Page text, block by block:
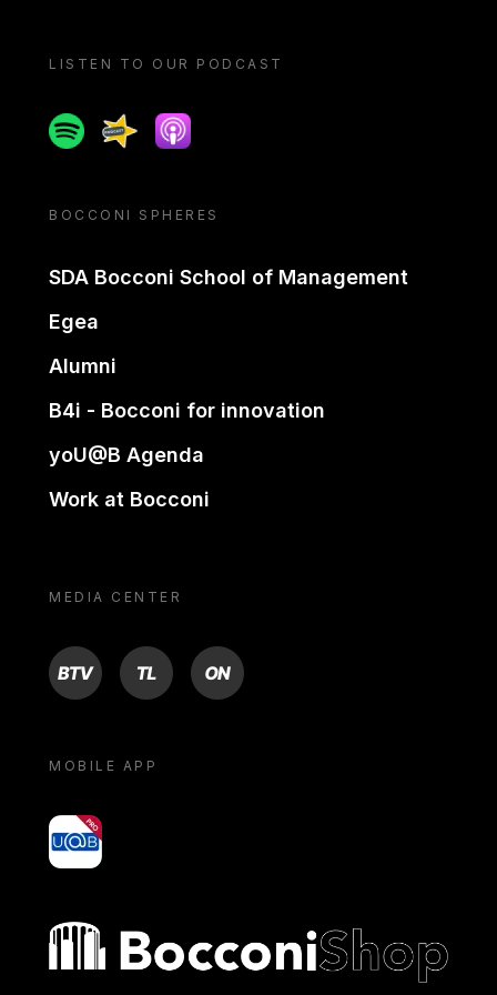
LISTEN TO OUR PODCAST
SpotifySpreakerApple podcast
BOCCONI SPHERES
SDA Bocconi School of Management
Egea
Alumni
B4i - Bocconi for innovation
yoU@B Agenda
Work at Bocconi
MEDIA CENTER
BTV TL ON
MOBILE APP
yoU@B
Bocconi shop